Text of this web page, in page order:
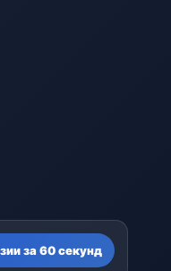
за 60 секунд